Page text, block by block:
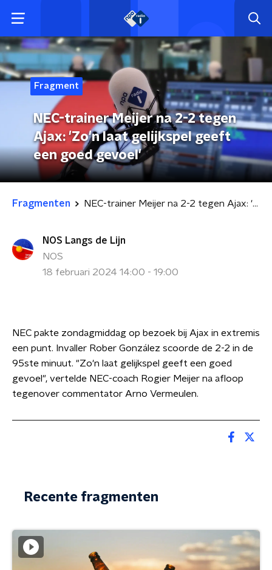
Fragment
NEC-trainer Meijer na 2-2 tegen
Ajax: 'Zo'n laat gelijkspel geeft
een goed gevoel'
Fragmenten NEC-trainer Meijer na 2-2 tegen Ajax: 'Zo'n laat gelijkspel geeft een goed gevoel'
NOS Langs de Lijn
NOS
18 februari 2024 14:00 - 19:00
NEC pakte zondagmiddag op bezoek bij Ajax in extremis
een punt. Invaller Rober González scoorde de 2-2 in de
95ste minuut. "Zo'n laat gelijkspel geeft een goed
gevoel", vertelde NEC-coach Rogier Meijer na afloop
tegenover commentator Arno Vermeulen.
Recente fragmenten